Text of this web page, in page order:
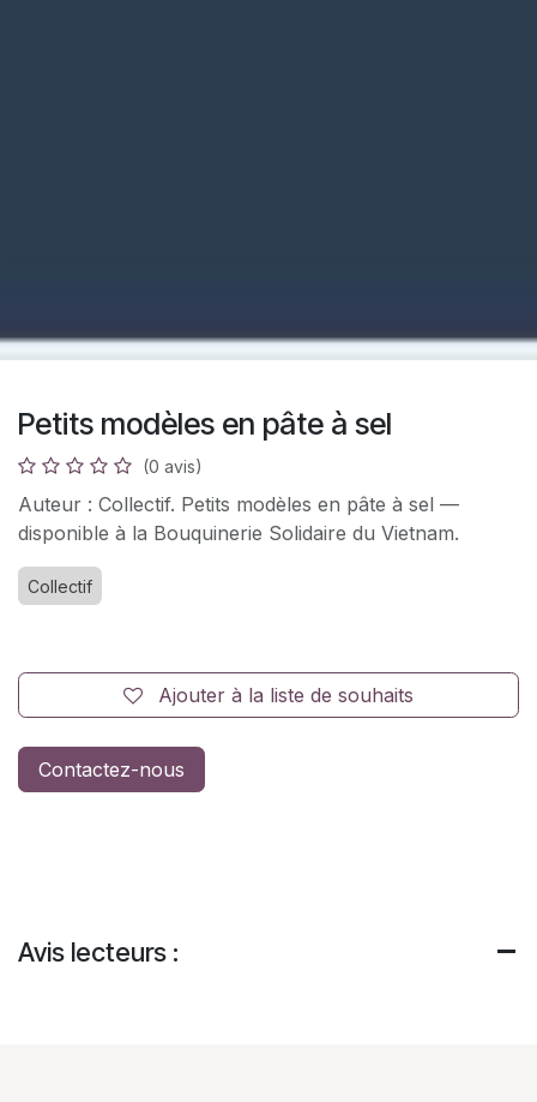
Petits modèles en pâte à sel
(0 avis)
Auteur : Collectif. Petits modèles en pâte à sel —
disponible à la Bouquinerie Solidaire du Vietnam.
Collectif
Ajouter à la liste de souhaits
Contactez-nous
Avis lecteurs :